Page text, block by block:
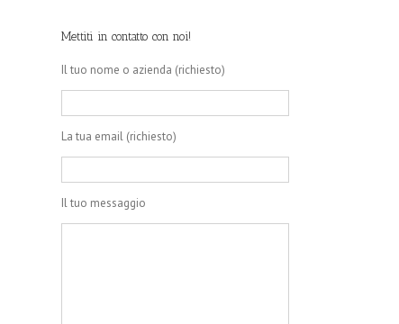
Mettiti in contatto con noi!
Il tuo nome o azienda (richiesto)
La tua email (richiesto)
Il tuo messaggio